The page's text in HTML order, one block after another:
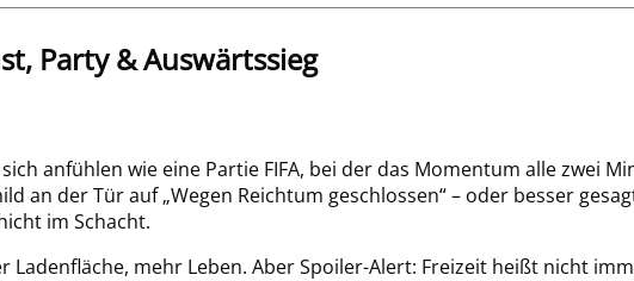
Party & Auswärtssieg
anfühlen wie eine Partie FIFA, bei der das Momentum alle zwei
an der Tür auf „Wegen Reichtum geschlossen“ – oder besser
im Schacht.
Ladenfläche, mehr Leben. Aber Spoiler-Alert: Freizeit heißt nicht